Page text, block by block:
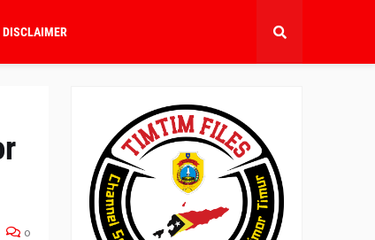
DISCLAIMER
0